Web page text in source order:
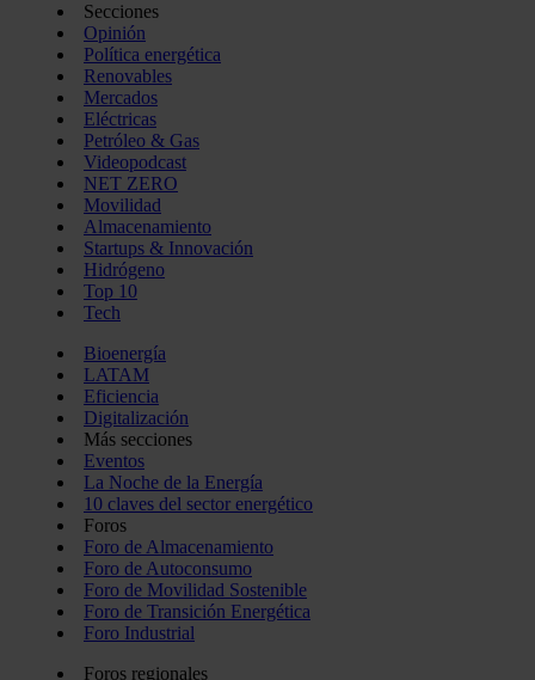
Secciones
Opinión
Política energética
Renovables
Mercados
Eléctricas
Petróleo & Gas
Videopodcast
NET ZERO
Movilidad
Almacenamiento
Startups & Innovación
Hidrógeno
Top 10
Tech
Bioenergía
LATAM
Eficiencia
Digitalización
Más secciones
Eventos
La Noche de la Energía
10 claves del sector energético
Foros
Foro de Almacenamiento
Foro de Autoconsumo
Foro de Movilidad Sostenible
Foro de Transición Energética
Foro Industrial
Foros regionales